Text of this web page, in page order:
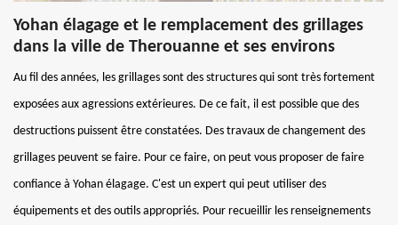
Yohan élagage et le remplacement des grillages
dans la ville de Therouanne et ses environs
Au fil des années, les grillages sont des structures qui sont très fortement
exposées aux agressions extérieures. De ce fait, il est possible que des
destructions puissent être constatées. Des travaux de changement des
grillages peuvent se faire. Pour ce faire, on peut vous proposer de faire
confiance à Yohan élagage. C'est un expert qui peut utiliser des
équipements et des outils appropriés. Pour recueillir les renseignements